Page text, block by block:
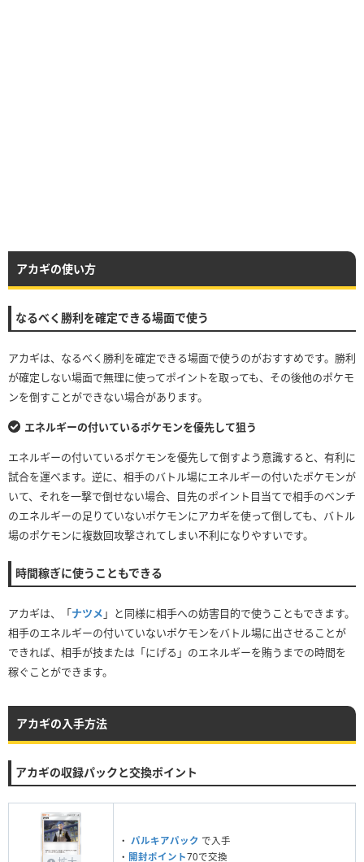
アカギの使い方
なるべく勝利を確定できる場面で使う
アカギは、なるべく勝利を確定できる場面で使うのがおすすめです。勝利
が確定しない場面で無理に使ってポイントを取っても、その後他のポケモ
ンを倒すことができない場合があります。
エネルギーの付いているポケモンを優先して狙う
エネルギーの付いているポケモンを優先して倒すよう意識すると、有利に
試合を運べます。逆に、相手のバトル場にエネルギーの付いたポケモンが
いて、それを一撃で倒せない場合、目先のポイント目当てで相手のベンチ
のエネルギーの足りていないポケモンにアカギを使って倒しても、バトル
場のポケモンに複数回攻撃されてしまい不利になりやすいです。
時間稼ぎに使うこともできる
アカギは、「ナツメ 」と同様に相手への妨害目的で使うこともできます。
相手のエネルギーの付いていないポケモンをバトル場に出させることが
できれば、相手が技または「にげる」のエネルギーを賄うまでの時間を
稼ぐことができます。
アカギの入手方法
アカギの収録パックと交換ポイント
・ パルキアパック で入手
・ 開封ポイント70で交換